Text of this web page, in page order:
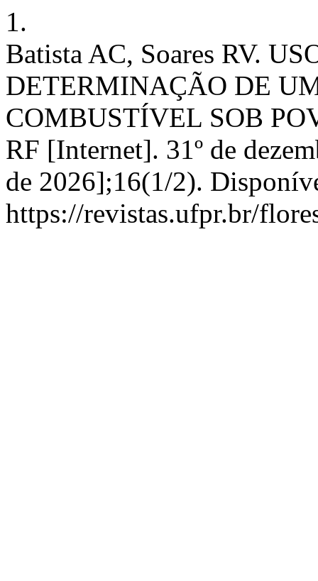
1.
Batista AC, Soares RV.
DETERMINAÇÃO DE
COMBUSTÍVEL SOB
RF [Internet]. 31º de
de 2026];16(1/2).
https://revistas.ufpr.br/